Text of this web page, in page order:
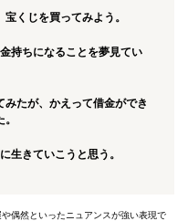
くじを買ってみよう。
持ちになることを夢見てい
みたが、かえって借金ができ
生きていこうと思う。
偶然といったニュアンスが強い表現で